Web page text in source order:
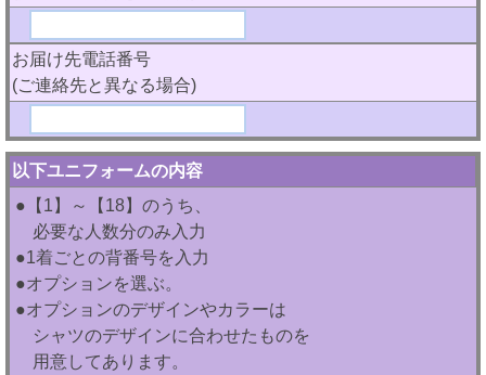
お届け先電話番号
(ご連絡先と異なる場合)
以下ユニフォームの内容
●【1】～【18】のうち、
必要な人数分のみ入力
●1着ごとの背番号を入力
●オプションを選ぶ。
●オプションのデザインやカラーは
シャツのデザインに合わせたものを
用意してあります。